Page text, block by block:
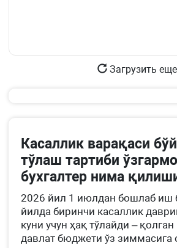
Загрузить еще
Касаллик варақаси
тўлаш тартиби
бухгалтер нима
2026 йил 1 июлдан бошлаб иш
йилда биринчи касаллик
куни учун ҳақ тўлайди –
давлат бюджети ўз зиммасига